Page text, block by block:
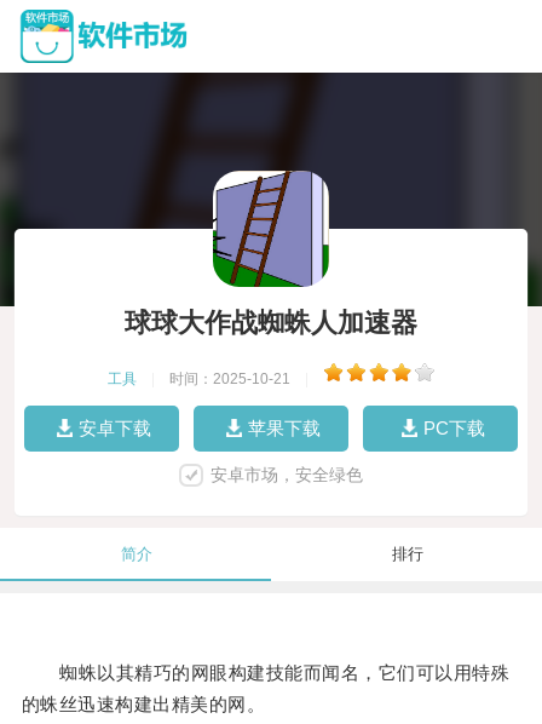
球球大作战蜘蛛人加速器
工具 时间：2025-10-21
安卓下载 苹果下载 PC下载
安卓市场，安全绿色
简介 排行
蜘蛛以其精巧的网眼构建技能而闻名，它们可以用特殊
的蛛丝迅速构建出精美的网。